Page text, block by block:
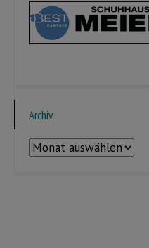
Archiv
Archiv